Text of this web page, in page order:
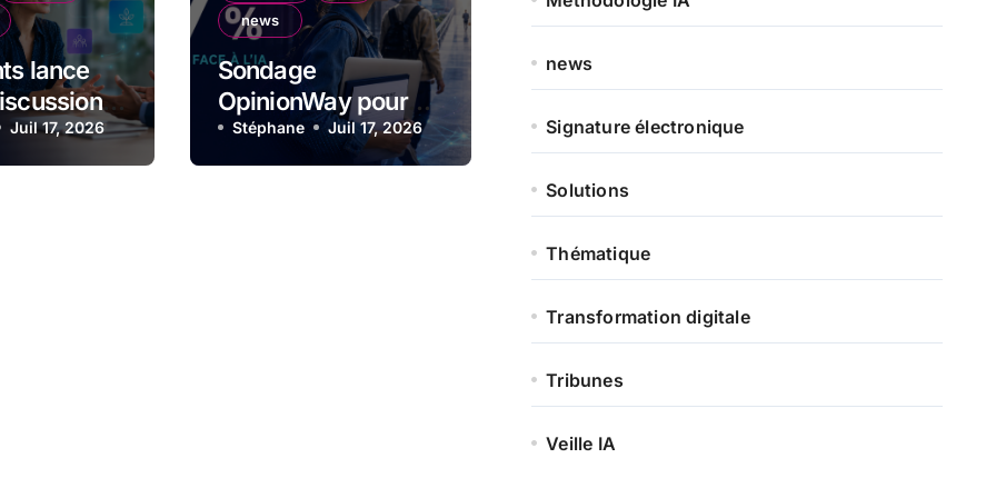
lance
Juil 17, 2026
news
Sondage
OpinionWay pour
Chance : les
étudiants, le marché
Stéphane Juil 17, 2026
news
Signature électronique
Solutions
Thématique
Transformation digitale
Tribunes
Veille IA